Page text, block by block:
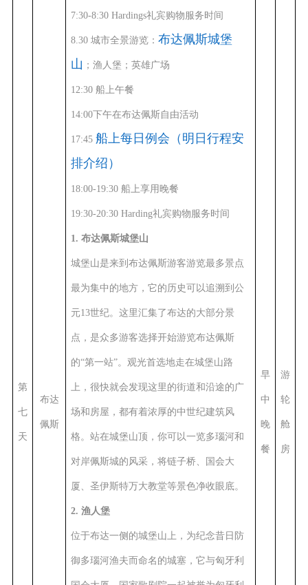
第
七
天
布达
佩斯
7:30-8:30 Hardings礼宾购物服务时间
8.30 城市全景游览： 布达佩斯城堡
山 ； 渔人堡 ；英雄广场
12:30 船上午餐
14:00下午在布达佩斯自由活动
17:45 船上每日例会（明日行程安
排介绍）
18:00-19:30 船上享用晚餐
19:30-20:30 Harding礼宾购物服务时间
1. 布达佩斯城堡山
城堡山是来到布达佩斯游客游览最多景点
最为集中的地方，它的历史可以追溯到公
元13世纪。这里汇集了布达的大部分景
点，是众多游客选择开始游览布达佩斯
的“第一站”。观光首选地走在城堡山路
上，很快就会发现这里的街道和沿途的广
场和房屋，都有着浓厚的中世纪建筑风
格。站在城堡山顶，你可以一览多瑙河和
对岸佩斯城的风采，将链子桥、国会大
厦、圣伊斯特万大教堂等景色净收眼底。
2. 渔人堡
位于布达一侧的城堡山上，为纪念昔日防
御多瑙河渔夫而命名的城塞，它与匈牙利
早
中
晚
餐
游
轮
舱
房